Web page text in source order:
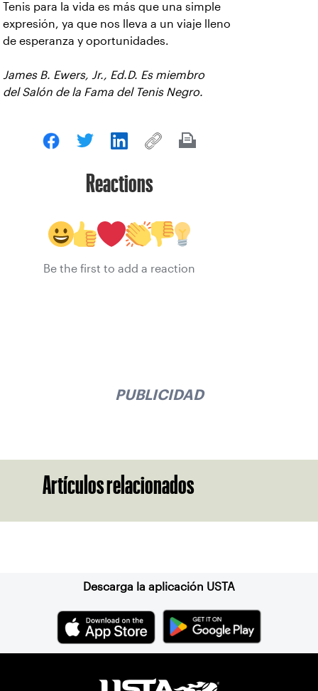
Tenis para la vida es más que una simple
expresión, ya que nos lleva a un viaje lleno
de esperanza y oportunidades.
James B. Ewers, Jr., Ed.D. Es miembro
delSalón de la Fama del Tenis Negro.
Reactions
Be the first to add a reaction
PUBLICIDAD
Artículos relacionados
Descarga la aplicación USTA